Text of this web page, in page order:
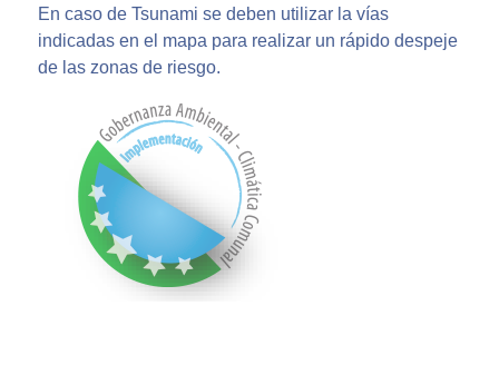
En caso de Tsunami se deben utilizar la vías
indicadas en el mapa para realizar un rápido despeje
de las zonas de riesgo.